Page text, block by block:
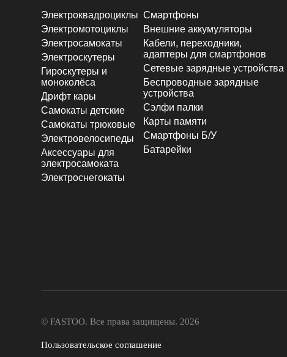
Электроквадроциклы
Электромотоциклы
Электросамокаты
Электроскутеры
Гироскутеры и
моноколёса
Дрифт кары
Самокаты детские
Самокаты трюковые
Электровелосипеды
Аксессуары для
электросамоката
Электроснегокаты
Смартфоны
Внешние аккумуляторы
Кабели, переходники,
адаптеры для смартфонов
Сетевые зарядные устройства
Беспроводные зарядные
устройства
Сэлфи палки
Карты памяти
Смартфоны Б/У
Батарейки
© FASTOO. Все права защищены. 2026
Пользовательское соглашение